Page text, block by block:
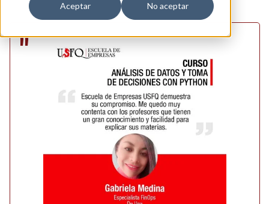
Aceptar
No aceptar